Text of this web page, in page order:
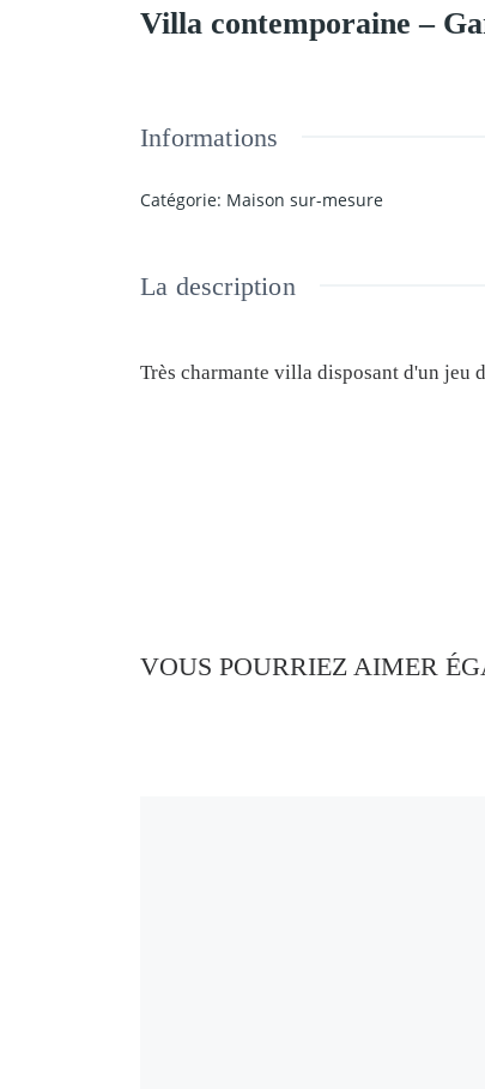
Villa contemporaine –
Informations
Catégorie: Maison sur-mesure
La description
Très charmante villa disposant d'un jeu
VOUS POURRIEZ AIMER